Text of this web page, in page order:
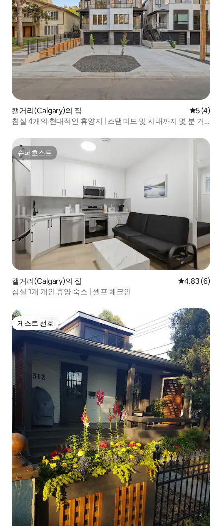
캘거리(Calgary)의 집 평점 5점
5 (4)
침실 4개의 현대적인 휴양지 | 스탬피드 및 시내까지 몇 분 거
슈퍼호스트
슈퍼호스트
캘거리(Calgary)의 집 평점 4.83점
4.83 (6)
침실 1개 개인 휴양 숙소 | 셀프 체크인
게스트 선호
게스트 선호